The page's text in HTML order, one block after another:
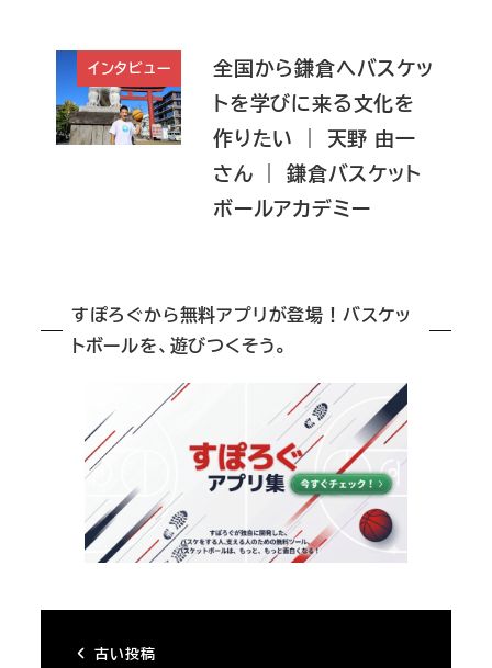
インタビュー
全国から鎌倉へバスケッ
トを学びに来る文化を
作りたい ｜ 天野 由一
さん ｜ 鎌倉バスケット
ボールアカデミー
すぽろぐから無料アプリが登場！バスケッ
トボールを、遊びつくそう。
古い投稿